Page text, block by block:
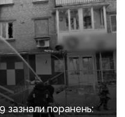
зазнали поранень: